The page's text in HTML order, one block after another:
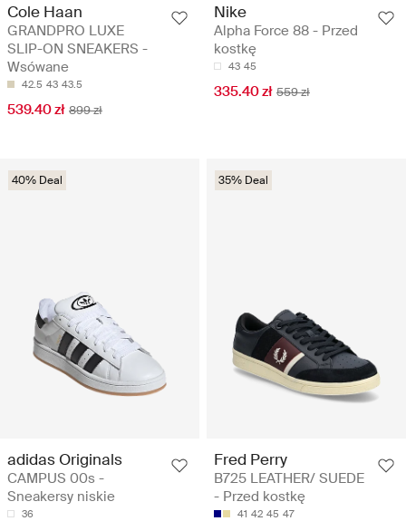
Cole Haan
GRANDPRO LUXE
SLIP-ON SNEAKERS -
Wsówane
42.5 43 43.5
539.40 zł 899 zł
Nike
Alpha Force 88 - Przed
kostkę
43 45
335.40 zł 559 zł
40% Deal
adidas Originals
CAMPUS 00s -
Sneakersy niskie
36
35% Deal
Fred Perry
B725 LEATHER/ SUEDE
- Przed kostkę
41 42 45 47